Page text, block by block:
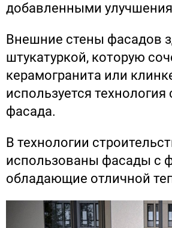
добавленными
Внешние стены фасадов
штукатуркой, которую
керамогранита или
используется
фасада.
В технологии
использованы фасады с
обладающие отличной